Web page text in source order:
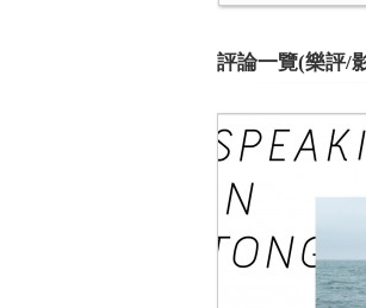
評論一覽(樂評/